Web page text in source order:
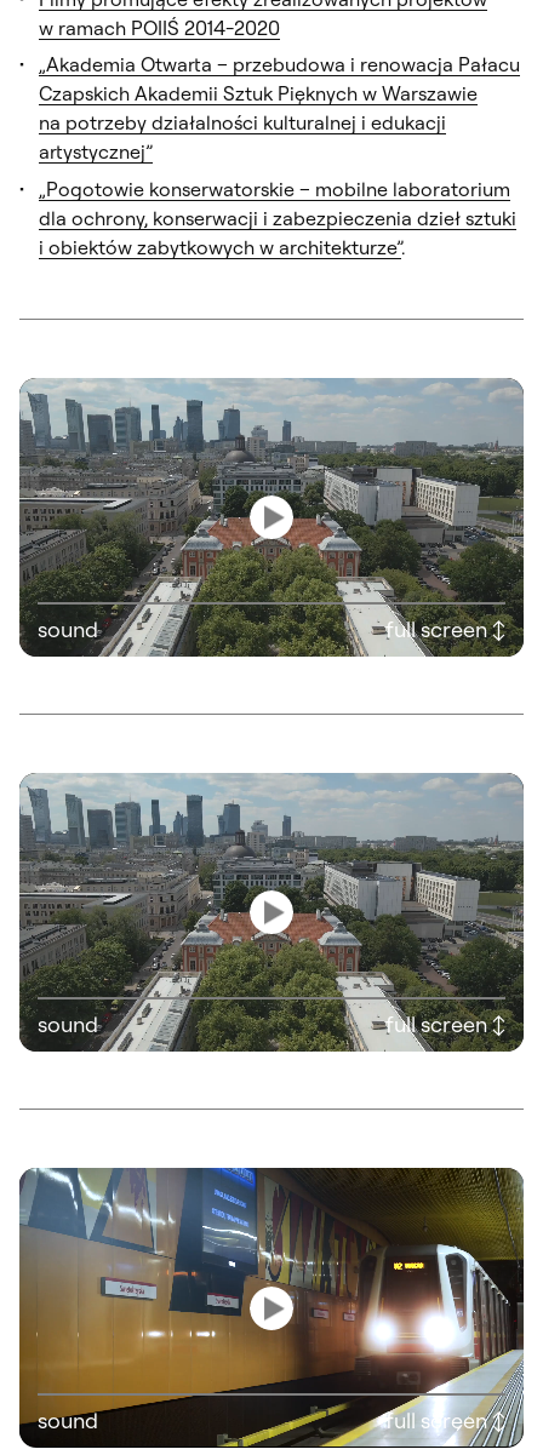
w ramach POIIŚ 2014-2020
„Akademia Otwarta – przebudowa i renowacja Pałacu
Czapskich Akademii Sztuk Pięknych w Warszawie
na potrzeby działalności kulturalnej i edukacji
artystycznej”
„Pogotowie konserwatorskie – mobilne laboratorium
dla ochrony, konserwacji i zabezpieczenia dzieł sztuki
i obiektów zabytkowych w architekturze”.
sound full screen ↕
sound full screen ↕
sound full screen ↕